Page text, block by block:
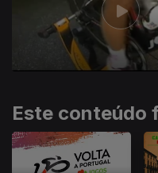
Este conteúdo